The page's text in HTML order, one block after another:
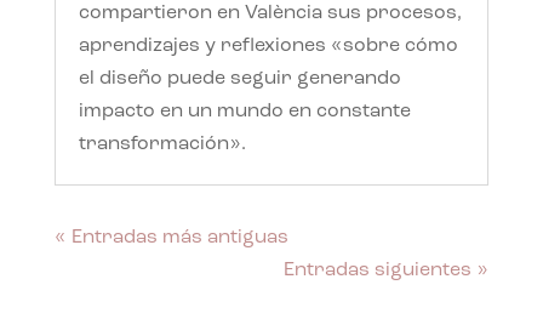
compartieron en València sus procesos,
aprendizajes y reflexiones «sobre cómo
el diseño puede seguir generando
impacto en un mundo en constante
transformación».
« Entradas más antiguas
Entradas siguientes »